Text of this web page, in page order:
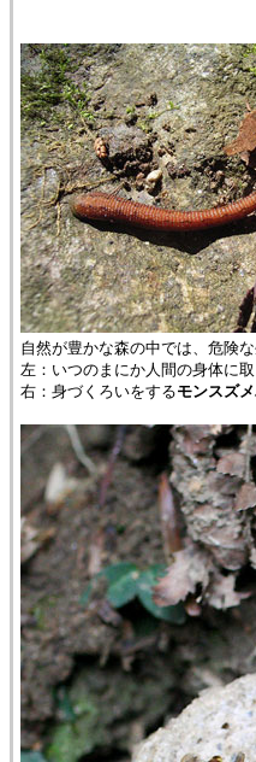
自然が豊かな森の中では、危険
左：いつのまにか人間の身体に
右：身づくろいをするモンスズ